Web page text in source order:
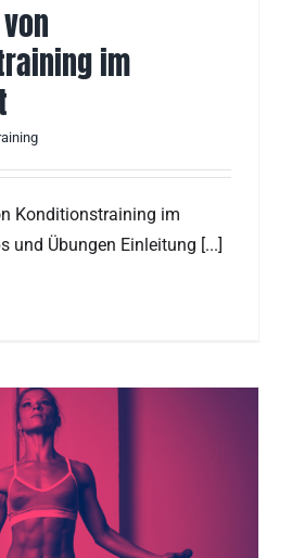
im
Konditionstraining im
und Übungen Einleitung [...]